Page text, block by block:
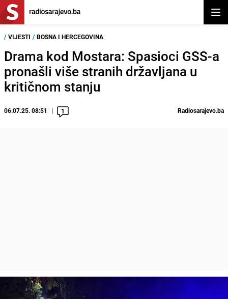
/ VIJESTI / BOSNA I HERCEGOVINA
Drama kod Mostara: Spasioci GSS-a
pronašli više stranih državljana u
kritičnom stanju
06.07.25. 08:51 1 Radiosarajevo.ba